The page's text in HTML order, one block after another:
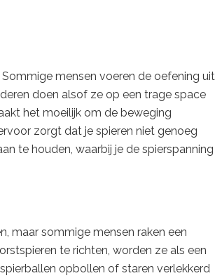
mensen voeren de oefening uit
doen alsof ze op een trage space
het moeilijk om de beweging
zorgt dat je spieren niet genoeg
te houden, waarbij je de spierspanning
maar sommige mensen raken een
te richten, worden ze als een
opbollen of staren verlekkerd